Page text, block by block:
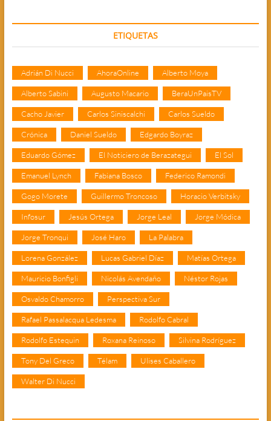
ETIQUETAS
Adrián Di Nucci AhoraOnline Alberto Moya
Alberto Sabini Augusto Macario BeraUnPaisTV
Cacho Javier Carlos Siniscalchi Carlos Sueldo
Crónica Daniel Sueldo Edgardo Boyraz
Eduardo Gómez El Noticiero de Berazategui El Sol
Emanuel Lynch Fabiana Bosco Federico Ramondi
Gogo Morete Guillermo Troncoso Horacio Verbitsky
Infosur Jesús Ortega Jorge Leal Jorge Módica
Jorge Tronqui José Haro La Palabra
Lorena González Lucas Gabriel Díaz Matías Ortega
Mauricio Bonfigli Nicolás Avendaño Néstor Rojas
Osvaldo Chamorro Perspectiva Sur
Rafael Passalacqua Ledesma Rodolfo Cabral
Rodolfo Estequin Roxana Reinoso Silvina Rodríguez
Tony Del Greco Télam Ulises Caballero
Walter Di Nucci